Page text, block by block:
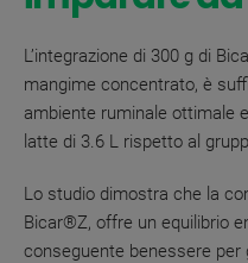
L’integrazione di 300 g di
mangime concentrato, è
ambiente ruminale ottimale
latte di 3.6 L rispetto al
Lo studio dimostra che la
Bicar®Z, offre un equilibrio
conseguente benessere per